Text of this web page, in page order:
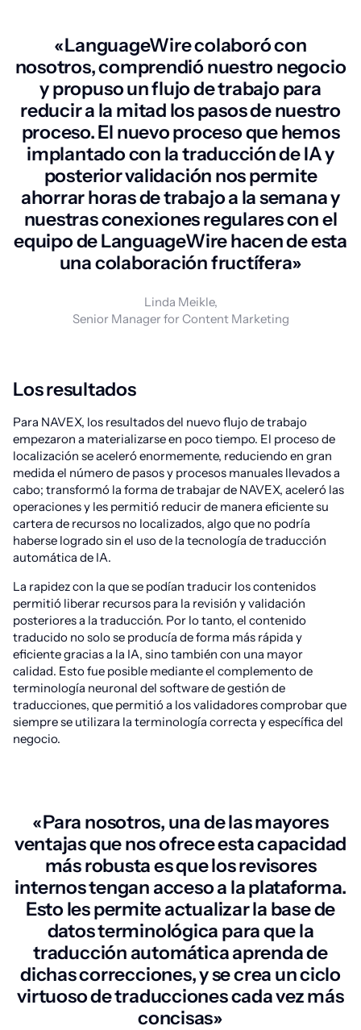
«LanguageWire colaboró con
nosotros, comprendió nuestro negocio
y propuso un flujo de trabajo para
reducir a la mitad los pasos de nuestro
proceso. El nuevo proceso que hemos
implantado con la traducción de IA y
posterior validación nos permite
ahorrar horas de trabajo a la semana y
nuestras conexiones regulares con el
equipo de LanguageWire hacen de esta
una colaboración fructífera»
Linda Meikle,
Senior Manager for Content Marketing
Los resultados
Para NAVEX, los resultados del nuevo flujo de trabajo
empezaron a materializarse en poco tiempo. El proceso de
localización se aceleró enormemente, reduciendo en gran
medida el número de pasos y procesos manuales llevados a
cabo; transformó la forma de trabajar de NAVEX, aceleró las
operaciones y les permitió reducir de manera eficiente su
cartera de recursos no localizados, algo que no podría
haberse logrado sin el uso de la tecnología de traducción
automática de IA.
La rapidez con la que se podían traducir los contenidos
permitió liberar recursos para la revisión y validación
posteriores a la traducción. Por lo tanto, el contenido
traducido no solo se producía de forma más rápida y
eficiente gracias a la IA, sino también con una mayor
calidad. Esto fue posible mediante el complemento de
terminología neuronal del software de gestión de
traducciones, que permitió a los validadores comprobar que
siempre se utilizara la terminología correcta y específica del
negocio.
«Para nosotros, una de las mayores
ventajas que nos ofrece esta capacidad
más robusta es que los revisores
internos tengan acceso a la plataforma.
Esto les permite actualizar la base de
datos terminológica para que la
traducción automática aprenda de
dichas correcciones, y se crea un ciclo
virtuoso de traducciones cada vez más
concisas»